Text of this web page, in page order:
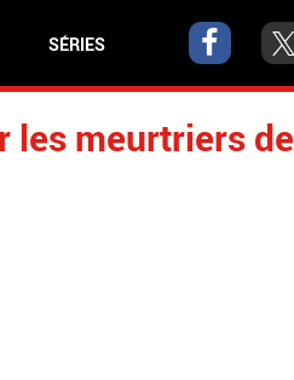
SÉRIES
les meurtriers de